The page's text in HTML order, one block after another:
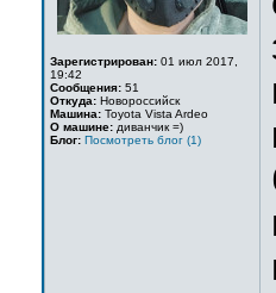
Зарегистрирован: 01 июл 2017,
19:42
Сообщения: 51
Откуда: Новороссийск
Машина: Toyota Vista Ardeo
О машине: диванчик =)
Блог: Посмотреть блог (1)